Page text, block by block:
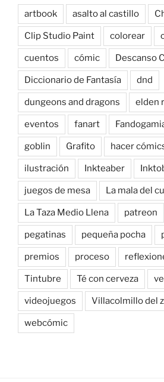
artbook asalto al castillo
Clip Studio Paint colorear
cuentos cómic Descanso
Diccionario de Fantasía dnd
dungeons and dragons elden
eventos fanart
goblin Grafito hacer
ilustración Inkteaber
juegos de mesa La mala del
La Taza Medio Llena patreon
pegatinas pequeña pocha
premios proceso
Tintubre Té con cerveza
videojuegos Villacolmillo del
webcómic